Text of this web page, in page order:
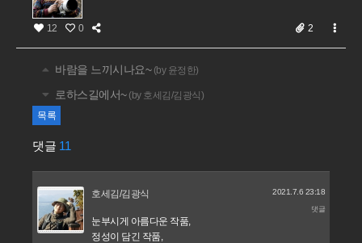
12 0 2
바람을 느끼시나요~(by 윤정한)
로하스길에서~(by 호세김/김광식)
목록
댓글 11
호세김/김광식 2021.7.6 23:18
댓글
눈부시게 아름다운 작품,
정성이 담긴 작품,